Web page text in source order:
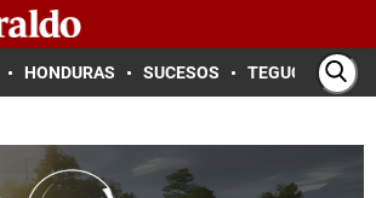
HONDURAS SUCESOS TEGUCIGALPA